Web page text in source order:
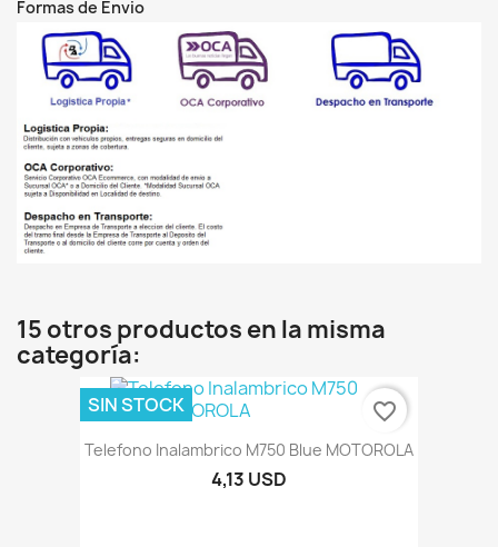
Formas de Envio
15 otros productos en la misma
categoría:
Telefono Inalambrico M750 Blue MOTOROLA
4,13 USD
SIN STOCK favorite_border